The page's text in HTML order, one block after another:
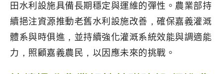
田水利設施具備長期穩定與運維的彈性。農業部持
續挹注資源推動老舊水利設施改善，確保嘉義灌溉
體系與時俱進，並持續強化灌溉系統效能與調適能
力，照顧嘉義農民，以因應未來的挑戰。